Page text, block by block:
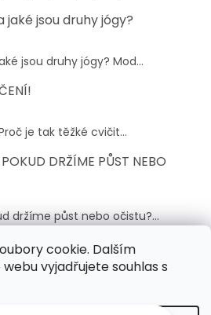
cookie. Dalším
vyjadřujete souhlas s
jaké jsou druhy jógy?
jsou druhy jógy? Mod...
je tak těžké cvičit...
DRŽÍME PŮST NEBO
držíme půst nebo očistu?...